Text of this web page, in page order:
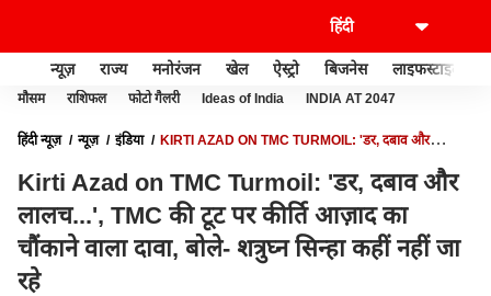
न्यूज़ राज्य मनोरंजन खेल ऐस्ट्रो बिजनेस लाइफस्टाइल
मौसम राशिफल फोटो गैलरी Ideas of India INDIA AT 2047
हिंदी न्यूज़ न्यूज़ इंडिया
KIRTI AZAD ON TMC TURMOIL: 'डर, दबाव और
रहे
Kirti Azad on TMC Turmoil: 'डर, दबाव और
लालच...', TMC की टूट पर कीर्ति आज़ाद का
चौंकाने वाला दावा, बोले- शत्रुघ्न सिन्हा कहीं नहीं जा
रहे